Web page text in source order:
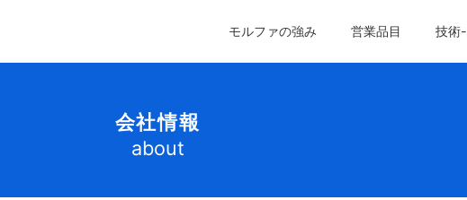
モルファの強み 営業品目 技術
会社情報
about